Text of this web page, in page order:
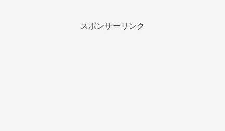
スポンサーリンク